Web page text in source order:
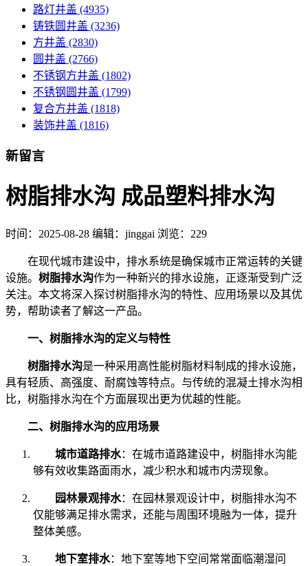
路灯井盖 (4935)
铸铁圆井盖 (3236)
方井盖 (2830)
圆井盖 (2766)
不锈钢方井盖 (1802)
不锈钢圆井盖 (1799)
复合方井盖 (1818)
装饰井盖 (1816)
新留言
树脂排水沟 成品塑料排水沟
时间： 2025-08-28 编辑：jinggai 浏览：229
在现代城市建设中，排水系统是确保城市正常运转的关键
设施。 树脂排水沟作为一种新兴的排水设施，正逐渐受到广泛
关注。本文将深入探讨树脂排水沟的特性、应用场景以及其优
势，帮助读者了解这一产品。
一、树脂排水沟的定义与特性
树脂排水沟是一种采用高性能树脂材料制成的排水设施，
具有轻质、高强度、耐腐蚀等特点。与传统的混凝土排水沟相
比，树脂排水沟在个方面展现出更为优越的性能。
二、树脂排水沟的应用场景
城市道路排水：在城市道路建设中，树脂排水沟能
够有效收集路面雨水，减少积水和城市内涝现象。
园林景观排水：在园林景观设计中，树脂排水沟不
仅能够满足排水需求，还能与周围环境融为一体，提升
整体美感。
地下室排水：地下室等地下空间常常面临潮湿问